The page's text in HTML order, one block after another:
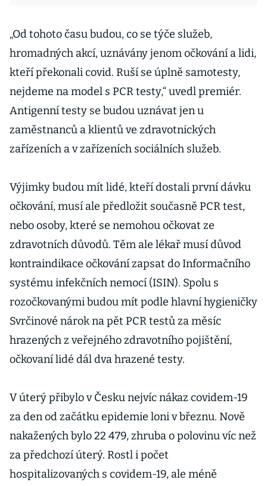
„Od tohoto času budou, co se týče služeb,
hromadných akcí, uznávány jenom očkování a lidi,
kteří překonali covid. Ruší se úplně samotesty,
nejdeme na model s PCR testy,“ uvedl premiér.
Antigenní testy se budou uznávat jen u
zaměstnanců a klientů ve zdravotnických
zařízeních a v zařízeních sociálních služeb.
Výjimky budou mít lidé, kteří dostali první dávku
očkování, musí ale předložit současně PCR test,
nebo osoby, které se nemohou očkovat ze
zdravotních důvodů. Těm ale lékař musí důvod
kontraindikace očkování zapsat do Informačního
systému infekčních nemocí (ISIN). Spolu s
rozočkovanými budou mít podle hlavní hygieničky
Svrčinové nárok na pět PCR testů za měsíc
hrazených z veřejného zdravotního pojištění,
očkovaní lidé dál dva hrazené testy.
V úterý přibylo v Česku nejvíc nákaz covidem-19
za den od začátku epidemie loni v březnu. Nově
nakažených bylo 22 479, zhruba o polovinu víc než
za předchozí úterý. Rostl i počet
hospitalizovaných s covidem-19, ale méně